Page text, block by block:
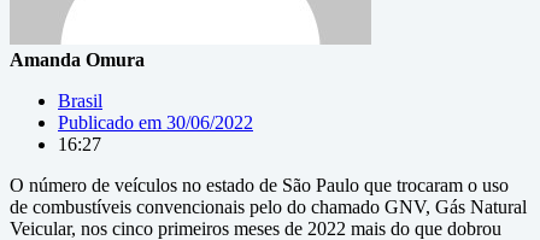
Amanda Omura
Brasil
Publicado em 30/06/2022
16:27
O número de veículos no estado de São Paulo que trocaram o uso
de combustíveis convencionais pelo do chamado GNV, Gás Natural
Veicular, nos cinco primeiros meses de 2022 mais do que dobrou